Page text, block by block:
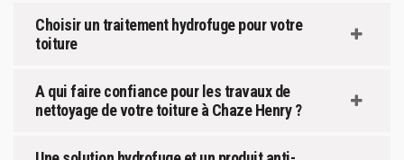
Choisir un traitement hydrofuge pour votre
toiture
A qui faire confiance pour les travaux de
nettoyage de votre toiture à Chaze Henry ?